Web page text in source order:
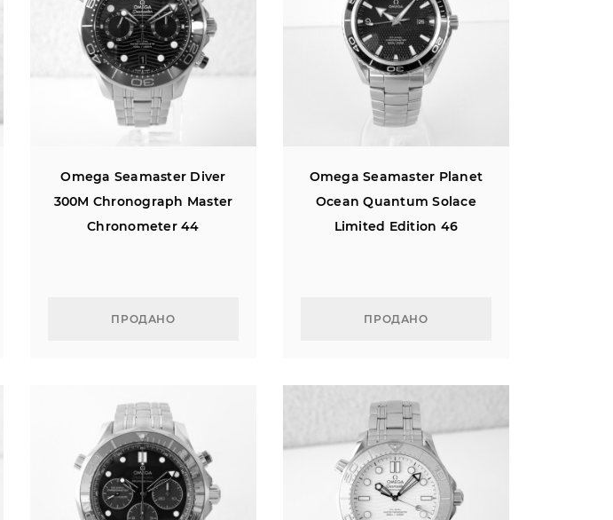
Omega Seamaster Diver
300M Chronograph Master
Chronometer 44
ПРОДАНО
Omega Seamaster Planet
Ocean Quantum Solace
Limited Edition 46
ПРОДАНО